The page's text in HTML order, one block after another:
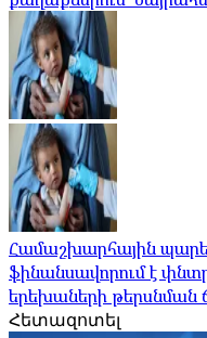
Համաշխարհային
ֆինանսավորում է
երեխաների թերսնման
Հետազոտել